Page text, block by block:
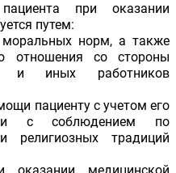
при оказании
путем:
норм, а также
отношения со стороны
и иных работников
пациенту с учетом его
и с соблюдением по
религиозных традиций